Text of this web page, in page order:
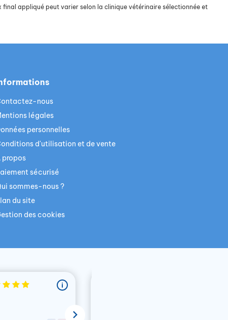
appliqué peut varier selon la clinique vétérinaire sélectionnée et
nous
légales
personnelles
d'utilisation et de vente
propos
sécurisé
sommes-nous ?
du site
des cookies